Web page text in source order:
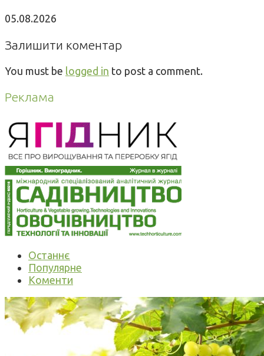
05.08.2026
Залишити коментар
You must be logged in to post a comment.
Реклама
Останнє
Популярне
Коменти